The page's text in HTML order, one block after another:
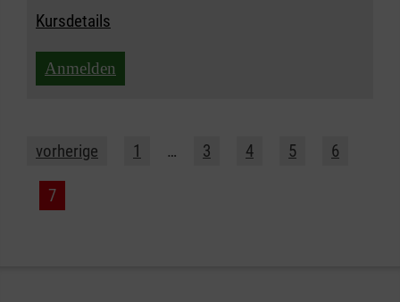
Kursdetails
Anmelden
vorherige 1 … 3 4 5 6
7